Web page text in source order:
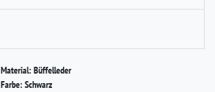
Material: Büffelleder
Farbe: Schwarz